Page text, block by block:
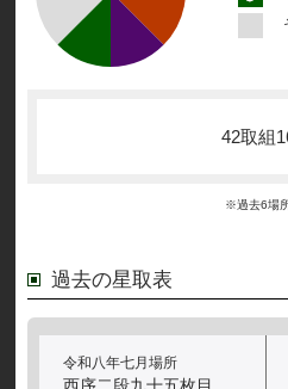
42取組
※過去6場
過去の星取表
令和八年七月場所